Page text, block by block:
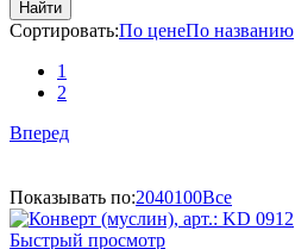
Найти
Сортировать:По ценеПо названию
1
2
Вперед
Показывать по:2040100Все
Быстрый просмотр